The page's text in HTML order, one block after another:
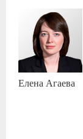
Елена Агаева